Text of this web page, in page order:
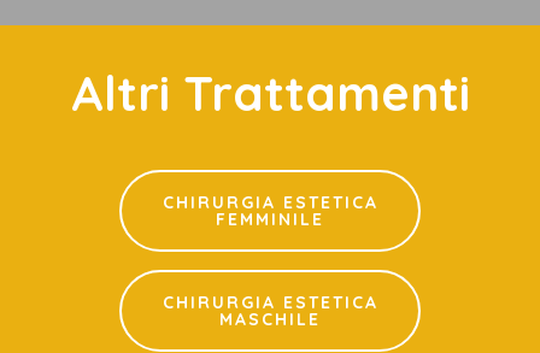
Altri Trattamenti
CHIRURGIA ESTETICA
FEMMINILE
CHIRURGIA ESTETICA
MASCHILE